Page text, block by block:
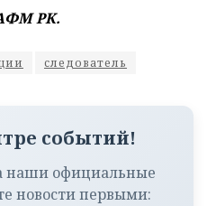
РК.
следователь
событий!
наши официальные
новости первыми: